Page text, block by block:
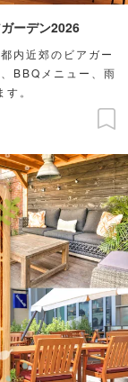
ーデン2026
内近郊のビアガー
BBQメニュー、雨
。